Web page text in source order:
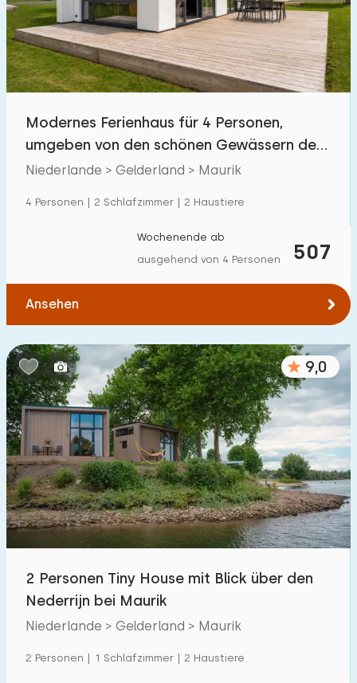
Schwimmbad 0
Eingezäunter Garten 0
Haustierfrei 2
Ladestation Auto
€ 0 — € 1000+
Schlafzimmern:
1 2 3 4 5
Badezimmer:
1 2 3 4 5
Entfernungen
Von Maurik (max. km):
Zum Meer(max. km):
Modernes Ferienhaus für 4 Personen,
umgeben von den schönen Gewässern des
Niederrheins!
Niederlande > Gelderland > Maurik
4 Personen | 2 Schlafzimmer | 2 Haustiere
507
Wochenende ab
ausgehend von 4 Personen
Ansehen
9,0
2 Personen Tiny House mit Blick über den
Nederrijn bei Maurik
Niederlande > Gelderland > Maurik
2 Personen | 1 Schlafzimmer | 2 Haustiere